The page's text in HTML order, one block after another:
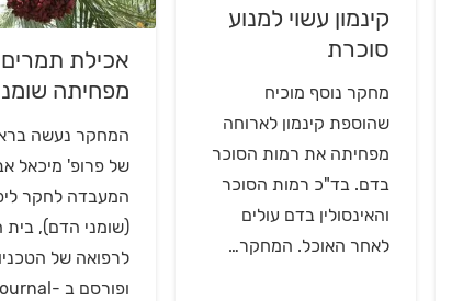
קינמון עשוי למנוע
סוכרת
מחקר נוסף מוכיח
שהוספת קינמון לארוחה
מפחיתה את רמות הסוכר
בדם. בד"כ רמות הסוכר
והאינסולין בדם עולים
לאחר האוכל. המחקר…
אכילת תמרים
מפחיתה
המחקר נעשה
של פרופ' מיכאל
המעבדה לחקר
(שומני הדם),
לרפואה של
ופורסם ב -Journal…